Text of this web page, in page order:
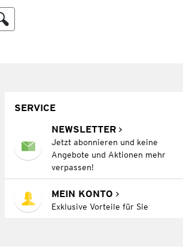
SERVICE
NEWSLETTER
Jetzt abonnieren und keine
Angebote und Aktionen mehr
verpassen!
MEIN KONTO
Exklusive Vorteile für Sie